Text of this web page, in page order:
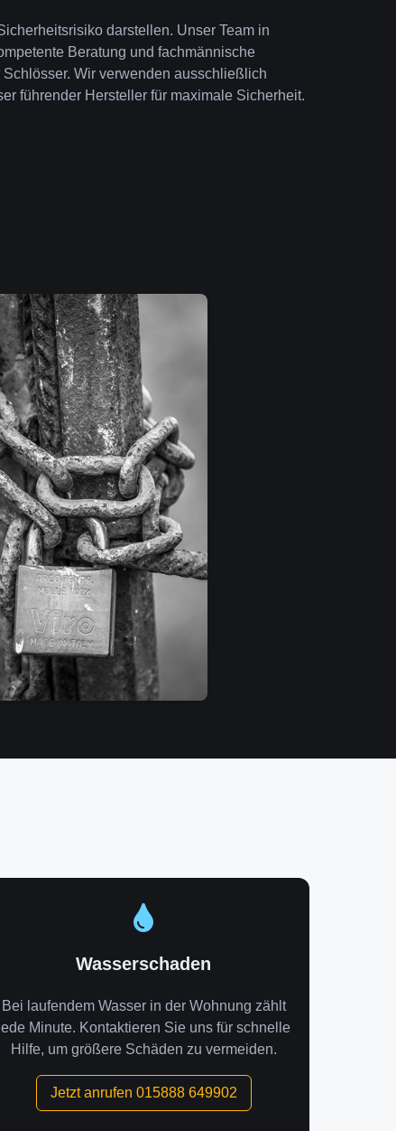
darstellen. Unser Team in
Beratung und fachmännische
Wir verwenden ausschließlich
führender Hersteller für maximale Sicherheit.
Wasserschaden
Bei laufendem Wasser in der Wohnung zählt
Minute. Kontaktieren Sie uns für schnelle
Hilfe, um größere Schäden zu vermeiden.
Jetzt anrufen 015888 649902